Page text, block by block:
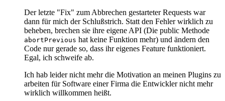
Der letzte "Fix" zum Abbrechen gestarteter Requests war
dann für mich der Schlußstrich. Statt den Fehler wirklich zu
beheben, brechen sie ihre eigene API (Die public Methode
abortPrevious hat keine Funktion mehr) und ändern den
Code nur gerade so, dass ihr eigenes Feature funktioniert.
Egal, ich schweife ab.
Ich hab leider nicht mehr die Motivation an meinen Plugins zu
arbeiten für Software einer Firma die Entwickler nicht mehr
wirklich willkommen heißt.